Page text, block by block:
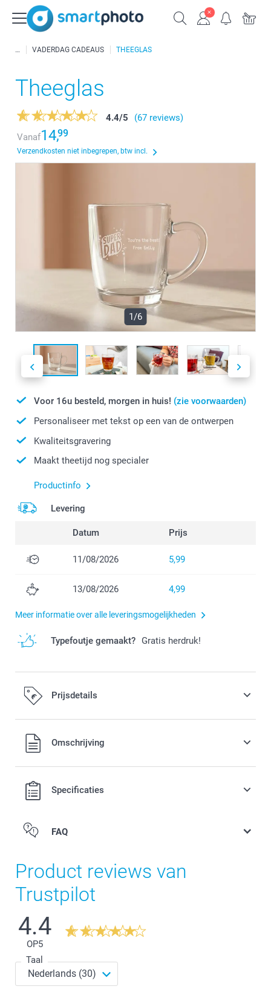
VADERDAG CADEAUS THEEGLAS
Theeglas
4.4/5
(67 reviews)
Vanaf14,99
Verzendkosten niet inbegrepen, btw incl.
1/6
Voor 16u besteld, morgen in huis! (zie voorwaarden)
Personaliseer met tekst op een van de ontwerpen
Kwaliteitsgravering
Maakt theetijd nog specialer
Productinfo
Levering
Datum Prijs
11/08/2026 5,99
13/08/2026 4,99
Meer informatie over alle leveringsmogelijkheden
Typefoutje gemaakt? Gratis herdruk!
Prijsdetails
Alle prijzen zijn in EURO (€) inclusief BTW en exclusief
verzendkosten.Omschrijving
Specificaties
FAQ
Product reviews van
Trustpilot
4.4
OP5
Taal